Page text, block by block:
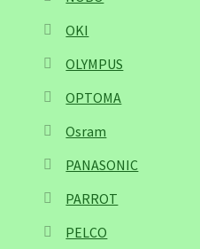
OKI
OLYMPUS
OPTOMA
Osram
PANASONIC
PARROT
PELCO